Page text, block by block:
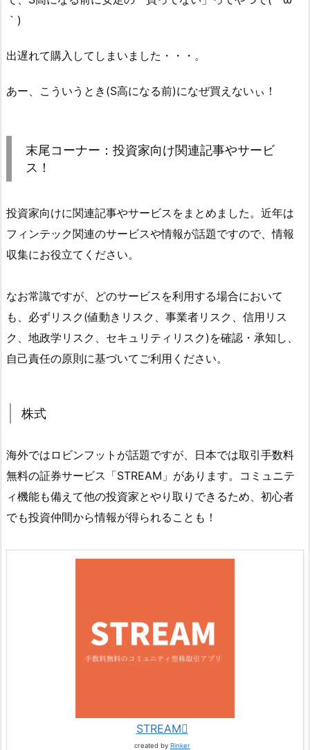
｀)
出遅れて購入してしまいました・・・。
あー、こういうとき(S高になる前)になぜ買えないぃ！
末尾コーナー：投資家向け関連記事やサービ
ス！
投資家向けに関連記事やサービスをまとめました。近年は
フィンテック関連のサービスや情報が話題ですので、情報
収集にお役立てください。
なお常識ですが、どのサービスを利用する場合において
も、必ずリスク(値動きリスク、事業者リスク、信用リス
ク、地政学リスク、セキュリティリスク)を確認・承知し、
自己責任の原則に基づいてご利用ください。
株式
海外ではロビンフットが話題ですが、日本では取引手数料
無料の証券サービス「STREAM」があります。コミュニテ
ィ機能も備えて他の投資家とやり取りできるため、初心者
でも投資仲間から情報が得られることも！
STREAM
created by Rinker